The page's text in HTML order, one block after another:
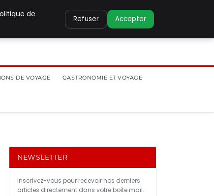
DE VOYAGE GASTRONOMIE ET VOYAGE
NEWSLETTER
Inscrivez-vous pour recevoir nos derniers
articles directement dans votre boîte mail.
de
Refuser Accepter